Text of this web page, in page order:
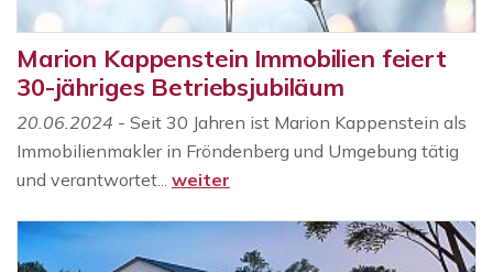
Marion Kappenstein Immobilien feiert
30-jähriges Betriebsjubiläum
20.06.2024 - Seit 30 Jahren ist Marion Kappenstein als
Immobilienmakler in Fröndenberg und Umgebung tätig
und verantwortet... weiter